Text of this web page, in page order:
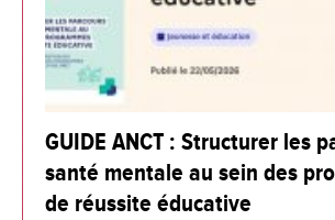
GUIDE ANCT : Structurer les
santé mentale au sein des
de réussite éducative